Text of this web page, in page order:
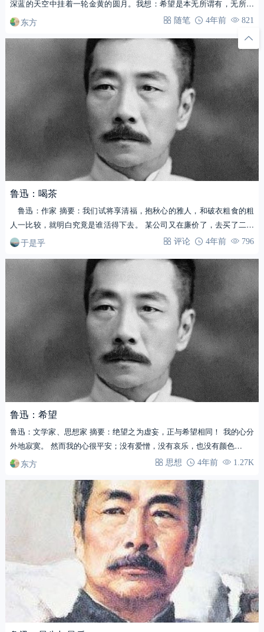
深蓝的天空中挂着一轮金黄的圆月。我想：希望是本无所谓有，无所谓
无的。这正如…
东方 随笔 4年前 821
鲁迅：喝茶
鲁迅：作家 摘要：我们试将享清福，抱秋心的雅人，和破衣粗食的粗
人一比较，就明白究竟是谁活得下去。 某公司又在廉价了，去买了二两
好茶…于是乎 评论 4年前 796
鲁迅：希望
鲁迅：文学家、思想家 摘要：绝望之为虚妄，正与希望相同！ 我的心分
外地寂寞。 然而我的心很平安；没有爱憎，没有哀乐，也没有颜色…
东方 思想 4年前 1.27K